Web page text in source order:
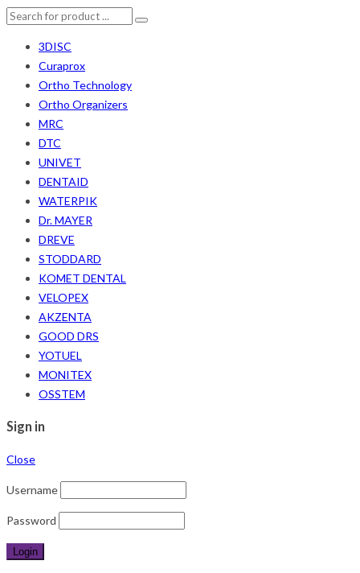
3DISC
Curaprox
Ortho Technology
Ortho Organizers
MRC
DTC
UNIVET
DENTAID
WATERPIK
Dr. MAYER
DREVE
STODDARD
KOMET DENTAL
VELOPEX
AKZENTA
GOOD DRS
YOTUEL
MONITEX
OSSTEM
Sign in
Close
Username
Password